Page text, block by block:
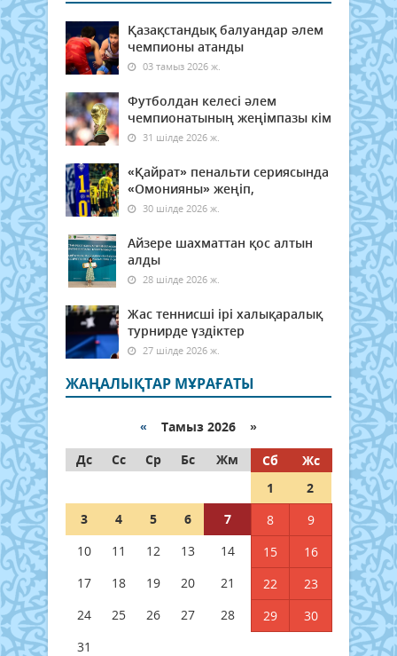
Қазақстандық балуандар әлем
чемпионы атанды
03 тамыз 2026 ж.
Футболдан келесі әлем
чемпионатының жеңімпазы кім
31 шілде 2026 ж.
«Қайрат» пенальти сериясында
«Омонияны» жеңіп,
30 шілде 2026 ж.
Айзере шахматтан қос алтын
алды
28 шілде 2026 ж.
Жас теннисші ірі халықаралық
турнирде үздіктер
27 шілде 2026 ж.
ЖАҢАЛЫҚТАР МҰРАҒАТЫ
« Тамыз 2026 »
Дс
Сс Ср Бс Жм Сб
Жс
1
2
3
4 5 6 7 8
9
10
11 12 13 14 15
16
17
18 19 20 21 22
23
24
25 26 27 28 29
30
31